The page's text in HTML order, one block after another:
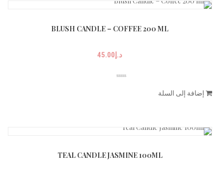
BLUSH CANDLE – COFFEE 200 ML
د.إ45.00
إضافة إلى السلة
TEAL CANDLE JASMINE 100ML